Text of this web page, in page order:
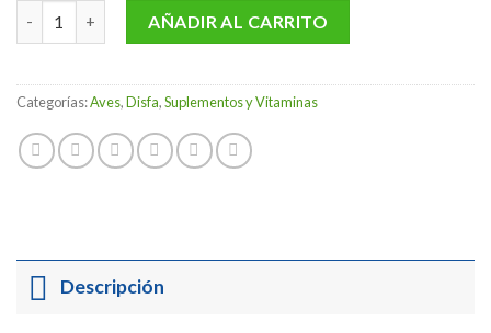
Disfa Ajo en polvo cantidadAÑADIR AL CARRITO
Categorías:Aves,Disfa,Suplementos y Vitaminas
Descripción